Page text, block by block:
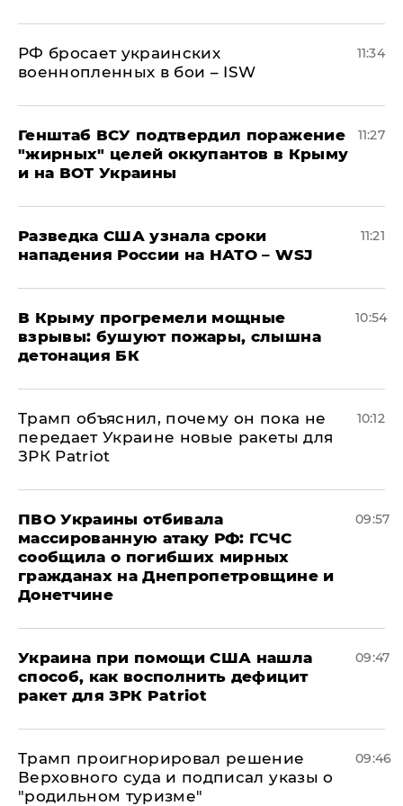
РФ бросает украинских
военнопленных в бои – ISW
11:34
Генштаб ВСУ подтвердил поражение
"жирных" целей оккупантов в Крыму
и на ВОТ Украины
11:27
Разведка США узнала сроки
нападения России на НАТО – WSJ
11:21
В Крыму прогремели мощные
взрывы: бушуют пожары, слышна
детонация БК
10:54
Трамп объяснил, почему он пока не
передает Украине новые ракеты для
ЗРК Patriot
10:12
ПВО Украины отбивала
массированную атаку РФ: ГСЧС
сообщила о погибших мирных
гражданах на Днепропетровщине и
Донетчине
09:57
Украина при помощи США нашла
способ, как восполнить дефицит
ракет для ЗРК Patriot
09:47
Трамп проигнорировал решение
Верховного суда и подписал указы о
"родильном туризме"
09:46